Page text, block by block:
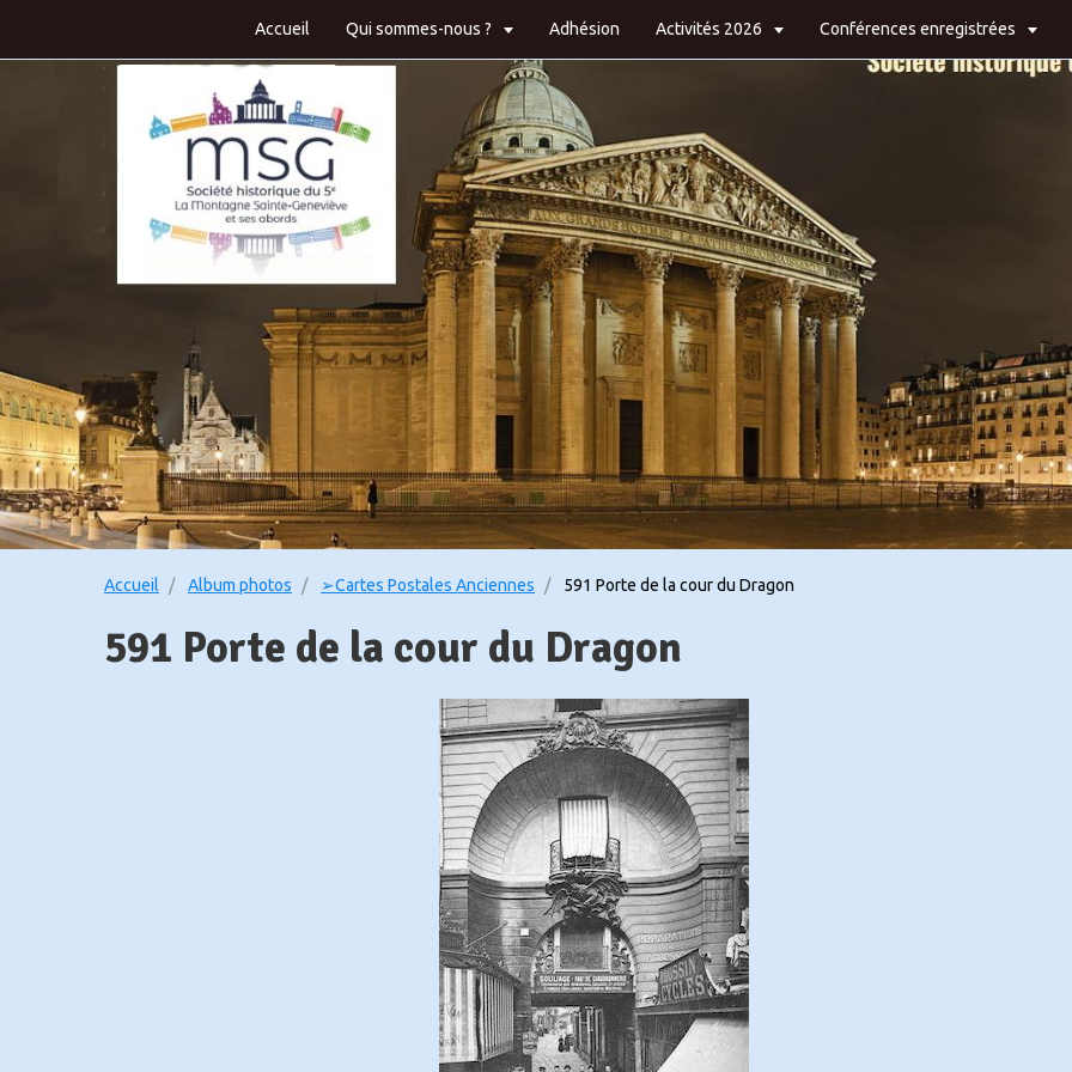
Accueil Qui sommes-nous ? Adhésion Activités 2026 Conférences enregistrées
Accueil Album photos ➢Cartes Postales Anciennes 591 Porte de la cour du Dragon
591 Porte de la cour du Dragon